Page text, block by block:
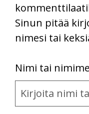
Sinun pitää
nimesi tai
Nimi tai